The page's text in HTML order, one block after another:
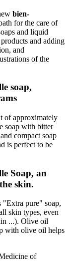
bien-
for the care of
and liquid
and adding
and
of the
soap,
of approximately
soap with bitter
compact soap
is perfect to be
Soap, an
skin.
"Extra pure" soap,
skin types, even
...). Olive oil
with olive oil helps
of